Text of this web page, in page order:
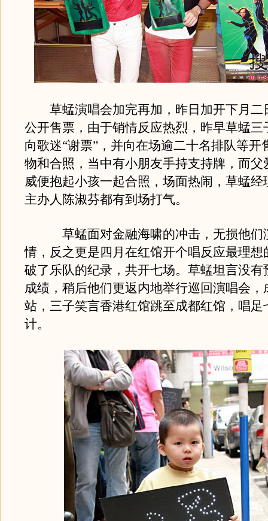
草蜢演唱会加完再加，昨日加开下月二
公开售票，由于销情反应热烈，昨早草蜢三
向歌迷“谢票”，并向在场逾二十名排队等开
物和合照，当中有小朋友手持支持牌，而父
威便抱起小孩一起合照，场面热闹，草蜢经
主办人陈淑芬都有到场打气。
草蜢面对金融海啸的冲击，无损他们
情，反之更是四月在红馆开个唱反应最理想
破了乐队的纪录，共开七场。草蜢坦言没有
成绩，稍后他们更返内地举行巡回演唱会，
站，三子笑言香港红馆跳至成都红馆，唱足
计。